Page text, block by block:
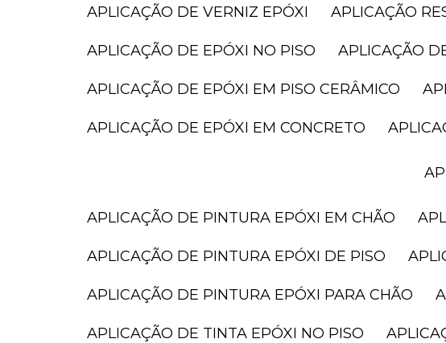
APLICAÇÃO DE VERNIZ EPÓXI APLICAÇÃO
APLICAÇÃO DE EPÓXI NO PISO APLICAÇÃO
APLICAÇÃO DE EPÓXI EM PISO CERÂMICO
APLICAÇÃO DE EPÓXI EM CONCRETO
APLICAÇÃO DE PINTURA EPÓXI EM CHÃO
APLICAÇÃO DE PINTURA EPÓXI DE PISO
APLICAÇÃO DE PINTURA EPÓXI PARA CHÃO
APLICAÇÃO DE TINTA EPÓXI NO PISO